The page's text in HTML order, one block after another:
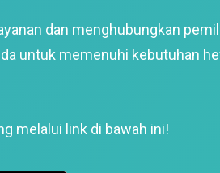
dan menghubungkan
untuk memenuhi kebutuhan
melalui link di bawah ini!